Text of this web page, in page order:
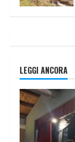
LEGGI ANCORA